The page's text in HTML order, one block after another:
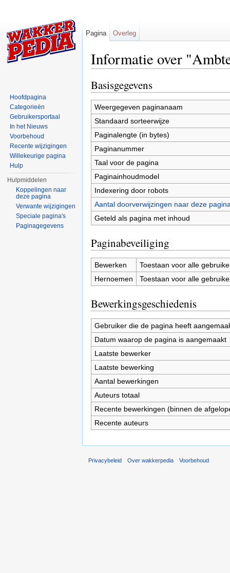
Informatie over
Basisgegevens
Weergegeven paginanaam
Standaard sorteerwijze
Paginalengte (in bytes)
Paginanummer
Taal voor de pagina
Paginainhoudmodel
Indexering door robots
Aantal doorverwijzingen naar deze
Geteld als pagina met inhoud
Paginabeveiliging
Bewerken
Toestaan voor alle
Hernoemen
Toestaan voor alle
Bewerkingsgeschiedenis
Gebruiker die de pagina heeft
Datum waarop de pagina is aangemaakt
Laatste bewerker
Laatste bewerking
Aantal bewerkingen
Auteurs totaal
Recente bewerkingen (binnen de
Recente auteurs
Pagina Overleg
Hoofdpagina
Categorieën
Gebruikersportaal
In het Nieuws
Voorbehoud
Recente wijzigingen
Willekeurige pagina
Hulp
Hulpmiddelen
Koppelingen naar
deze pagina
Verwante wijzigingen
Speciale pagina's
Paginagegevens
Privacybeleid Over wakkerpedia Voorbehoud